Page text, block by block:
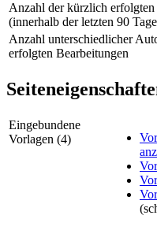
Anzahl der kürzlich erfolgten
(innerhalb der letzten 90
Anzahl unterschiedlicher
erfolgten Bearbeitungen
Eingebundene
Vorlagen (4)